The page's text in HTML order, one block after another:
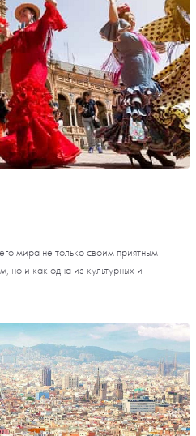
мира не только своим приятным
но и как одна из культурных и